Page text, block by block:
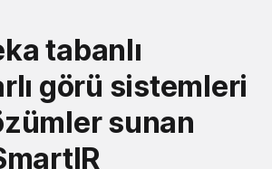
tabanlı
görü sistemleri
sunan